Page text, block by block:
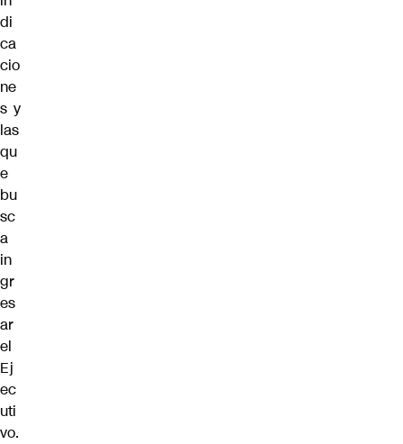
di
ca
cio
ne
s y
las
qu
e
bu
sc
a
in
gr
es
ar
el
Ej
ec
uti
vo.